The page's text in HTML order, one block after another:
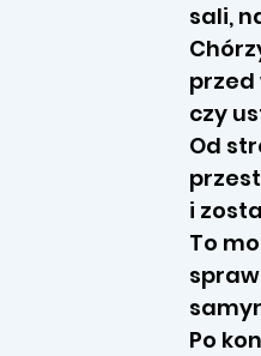
sali,
przed
czy
Od
i
To
Po